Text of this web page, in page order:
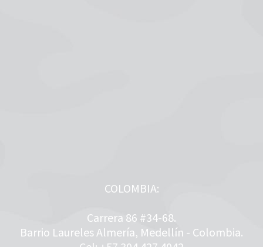
COLOMBIA:
Carrera 86 #34-68.
Barrio Laureles Almería, Medellín - Colombia.